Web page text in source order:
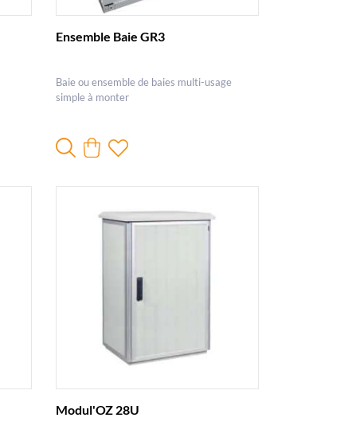
Ensemble Baie GR3
Baie ou ensemble de baies multi-usage
simple à monter
Modul'OZ 28U